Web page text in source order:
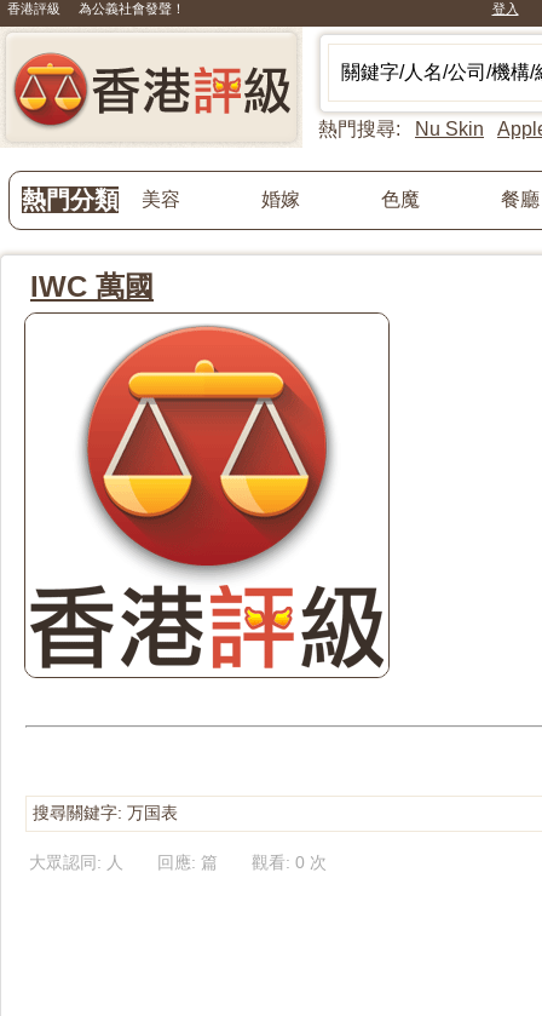
香港評級 為公義社會發聲！ 登入
熱門搜尋: Nu Skin
熱門分類 美容 婚嫁 色魔 餐廳
IWC 萬國
搜尋關鍵字: 万国表
大眾認同: 人 回應: 篇 觀看: 0 次